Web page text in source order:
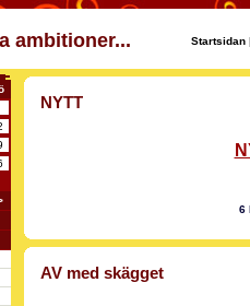
ambitioner... Startsidan
NYTT
6
AV med skägget